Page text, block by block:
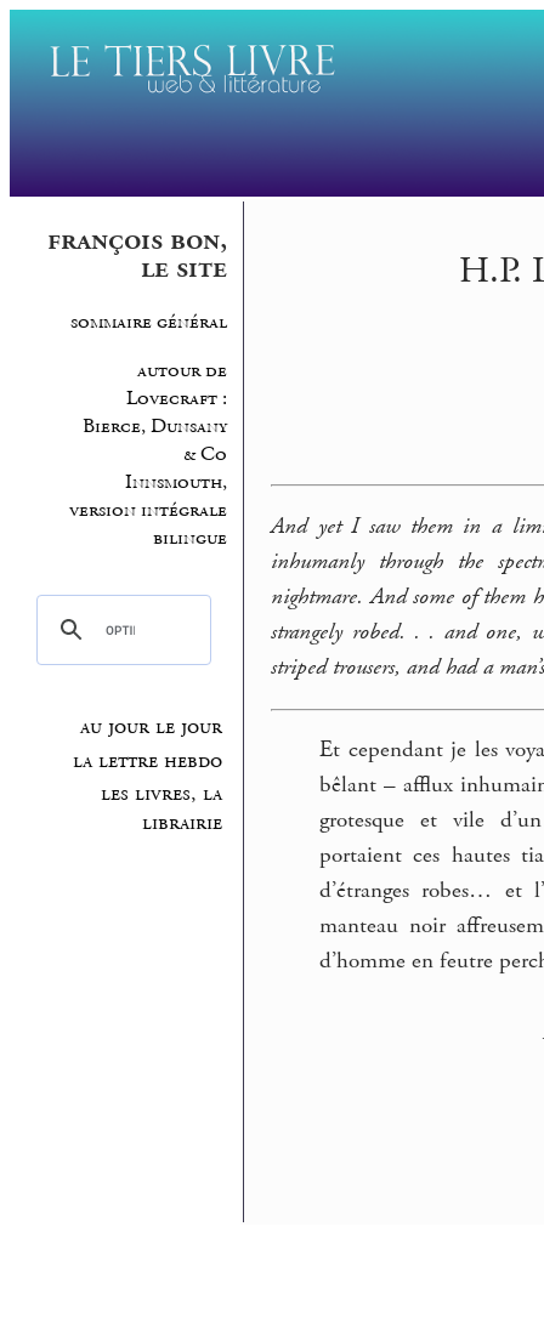
françois bon,
le site
sommaire général
autour de
Lovecraft :
Bierce, Dunsany
& Co
Innsmouth,
version intégrale
bilingue
au jour le jour
la lettre hebdo
les livres, la
librairie
H.P.
And yet I saw them in a
inhumanly through the
nightmare. And some of them
strangely robed. . . and one,
striped trousers, and had a
Et cependant je les
bêlant – afflux
grotesque et vile
portaient ces hautes
d’étranges robes… et
manteau noir
d’homme en feutre